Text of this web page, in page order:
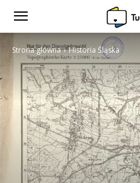
Strona główna Historia Śląska